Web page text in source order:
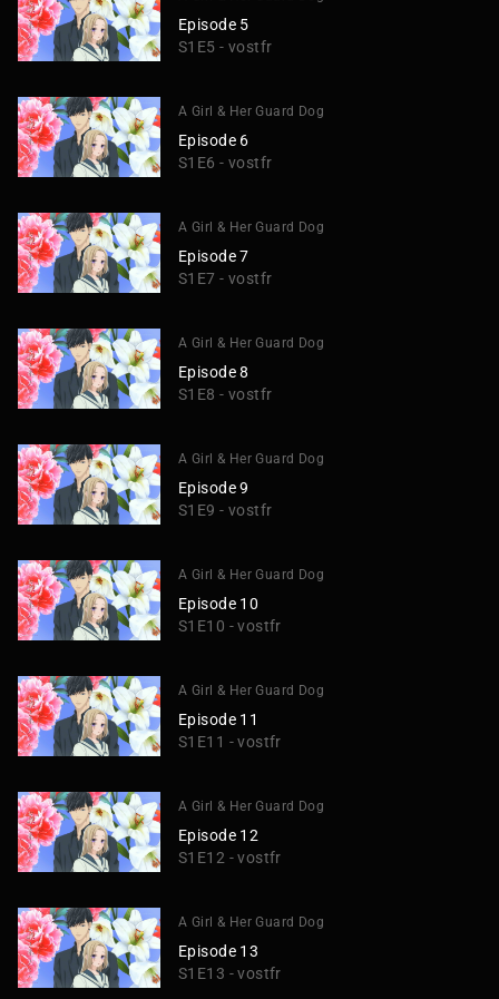
Episode 5
S1E5 - vostfr
A Girl & Her Guard Dog
Episode 6
S1E6 - vostfr
A Girl & Her Guard Dog
Episode 7
S1E7 - vostfr
A Girl & Her Guard Dog
Episode 8
S1E8 - vostfr
A Girl & Her Guard Dog
Episode 9
S1E9 - vostfr
A Girl & Her Guard Dog
Episode 10
S1E10 - vostfr
A Girl & Her Guard Dog
Episode 11
S1E11 - vostfr
A Girl & Her Guard Dog
Episode 12
S1E12 - vostfr
A Girl & Her Guard Dog
Episode 13
S1E13 - vostfr